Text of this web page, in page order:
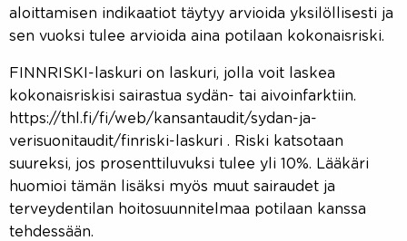
aloittamisen indikaatiot täytyy arvioida yksilöllisesti ja
sen vuoksi tulee arvioida aina potilaan kokonaisriski.
FINNRISKI-laskuri on laskuri, jolla voit laskea
kokonaisriskisi sairastua sydän- tai aivoinfarktiin.
https://thl.fi/fi/web/kansantaudit/sydan-ja-
verisuonitaudit/finriski-laskuri . Riski katsotaan
suureksi, jos prosenttiluvuksi tulee yli 10%. Lääkäri
huomioi tämän lisäksi myös muut sairaudet ja
terveydentilan hoitosuunnitelmaa potilaan kanssa
tehdessään.